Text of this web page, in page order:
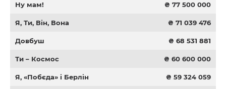
Ну мам! ₴ 77 500 000
Я, Ти, Він, Вона ₴ 71 039 476
Довбуш ₴ 68 531 881
Ти – Космос ₴ 60 600 000
Я, «Побєда» і Берлін ₴ 59 324 059